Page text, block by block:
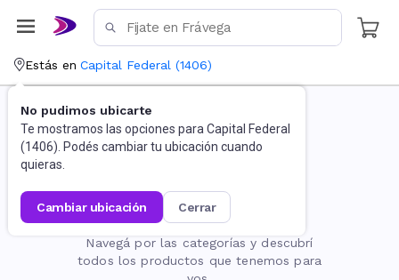
Estás en Capital Federal (1406)
No pudimos ubicarte
Te mostramos las opciones para Capital Federal
(1406). Podés cambiar tu ubicación cuando
quieras.
cambiar ubicación cerrar
La página no existe
Navegá por las categorías y descubrí
todos los productos que tenemos para